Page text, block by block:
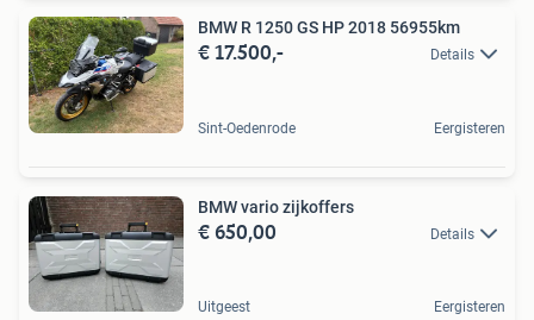
BMW R 1250 GS HP 2018 56955km
€ 17.500,- Details
Sint-Oedenrode Eergisteren
BMW vario zijkoffers
€ 650,00 Details
Uitgeest Eergisteren